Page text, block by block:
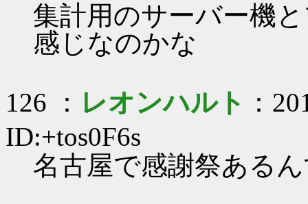
集計用のサーバー機
感じなのかな
126 ： レオンハルト ：
ID:+tos0F6s
名古屋で感謝祭ある